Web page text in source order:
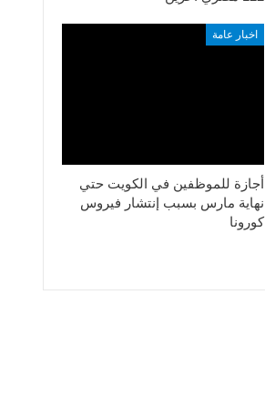
اخبار عامة
أجازة للموظفين في الكويت حتي
نهاية مارس بسبب إنتشار فيروس
كورونا